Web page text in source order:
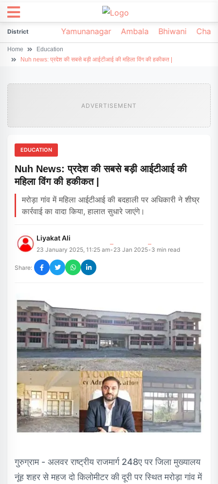
DistrictSonipat Yamunanagar Ambala Bhiwani
Home
Education
Nuh news: प्रदेश की सबसे बड़ी आईटीआई की महिला विंग की हकीकत |
ADVERTISEMENT
EDUCATION
Nuh News: प्रदेश की सबसे बड़ी आईटीआई की
महिला विंग की हकीकत |
मरोड़ा गांव में महिला आईटीआई की बदहाली पर अधिकारी ने शीघ्र
कार्रवाई का वादा किया, हालात सुधारे जाएंगे।
Liyakat Ali
23 January 2025, 11:25 am• 23 Jan 2025• 3 min read
Share:
गुरुग्राम - अलवर राष्ट्रीय राजमार्ग 248ए पर जिला मुख्यालय
नूंह शहर से महज दो किलोमीटर की दूरी पर स्थित मरोड़ा गांव में